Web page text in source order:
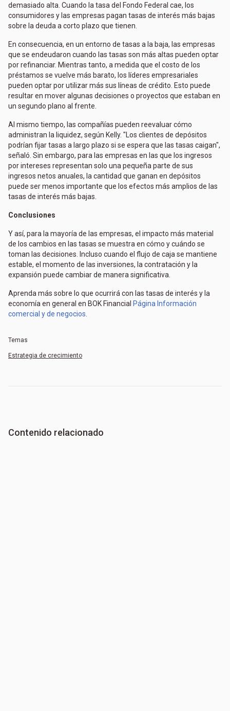
demasiado alta. Cuando la tasa del Fondo Federal cae, los
consumidores y las empresas pagan tasas de interés más bajas
sobre la deuda a corto plazo que tienen.
En consecuencia, en un entorno de tasas a la baja, las empresas
que se endeudaron cuando las tasas son más altas pueden optar
por refinanciar. Mientras tanto, a medida que el costo de los
préstamos se vuelve más barato, los líderes empresariales
pueden optar por utilizar más sus líneas de crédito. Esto puede
resultar en mover algunas decisiones o proyectos que estaban en
un segundo plano al frente.
Al mismo tiempo, las compañías pueden reevaluar cómo
administran la liquidez, según Kelly. "Los clientes de depósitos
podrían fijar tasas a largo plazo si se espera que las tasas caigan",
señaló. Sin embargo, para las empresas en las que los ingresos
por intereses representan solo una pequeña parte de sus
ingresos netos anuales, la cantidad que ganan en depósitos
puede ser menos importante que los efectos más amplios de las
tasas de interés más bajas.
Conclusiones
Y así, para la mayoría de las empresas, el impacto más material
de los cambios en las tasas se muestra en cómo y cuándo se
toman las decisiones. Incluso cuando el flujo de caja se mantiene
estable, el momento de las inversiones, la contratación y la
expansión puede cambiar de manera significativa.
Aprenda más sobre lo que ocurrirá con las tasas de interés y la
economía en general en BOK Financial Página Información
comercial y de negocios
Temas
Estrategia de crecimiento
Contenido relacionado